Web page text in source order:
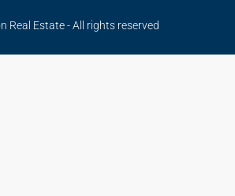
Real Estate - All rights reserved